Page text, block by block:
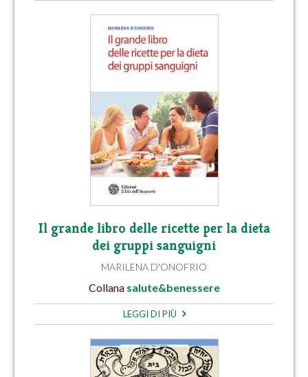
Il grande libro delle ricette per la dieta
dei gruppi sanguigni
MARILENA D'ONOFRIO
Collana salute&benessere
LEGGI DI PIÙ